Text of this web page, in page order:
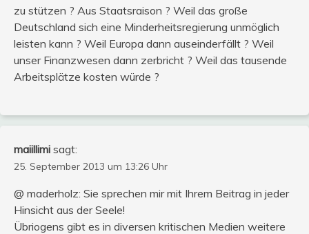
zu stützen ? Aus Staatsraison ? Weil das große
Deutschland sich eine Minderheitsregierung unmöglich
leisten kann ? Weil Europa dann auseinderfällt ? Weil
unser Finanzwesen dann zerbricht ? Weil das tausende
Arbeitsplätze kosten würde ?
maiillimi sagt:
25. September 2013 um 13:26 Uhr
@ maderholz: Sie sprechen mir mit Ihrem Beitrag in jeder
Hinsicht aus der Seele!
Übriogens gibt es in diversen kritischen Medien weitere